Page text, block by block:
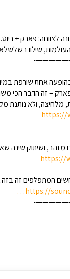
– זה הדבר הכי
ולא נותנת
https://
מזהב, ושיתוק שינה
https://
המתפלפים זה
https://